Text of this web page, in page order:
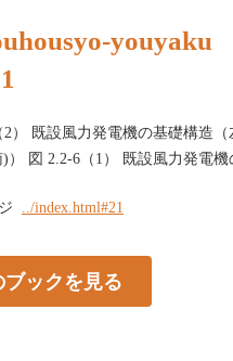
youyaku
2） 既設風力発電機の基礎構造
） 図 2.2-6（1） 既設風力発電機
../index.html#21
ブックを見る